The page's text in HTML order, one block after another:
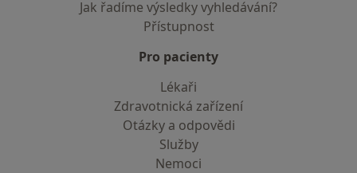
Jak řadíme výsledky vyhledávání?
Přístupnost
Pro pacienty
Lékaři
Zdravotnická zařízení
Otázky a odpovědi
Služby
Nemoci